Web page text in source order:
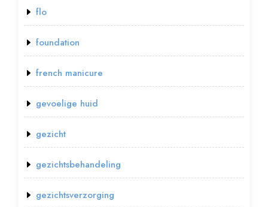
flo
foundation
french manicure
gevoelige huid
gezicht
gezichtsbehandeling
gezichtsverzorging